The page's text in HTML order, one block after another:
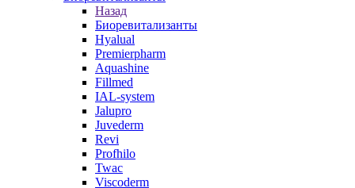
Назад
Биоревитализанты
Hyalual
Premierpharm
Aquashine
Fillmed
IAL-system
Jalupro
Juvederm
Revi
Profhilo
Twac
Viscoderm